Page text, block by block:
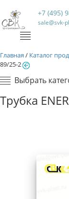
+7 (495)
sale@svk-
Главная / Каталог
89/25-2
Выбрать
Трубка